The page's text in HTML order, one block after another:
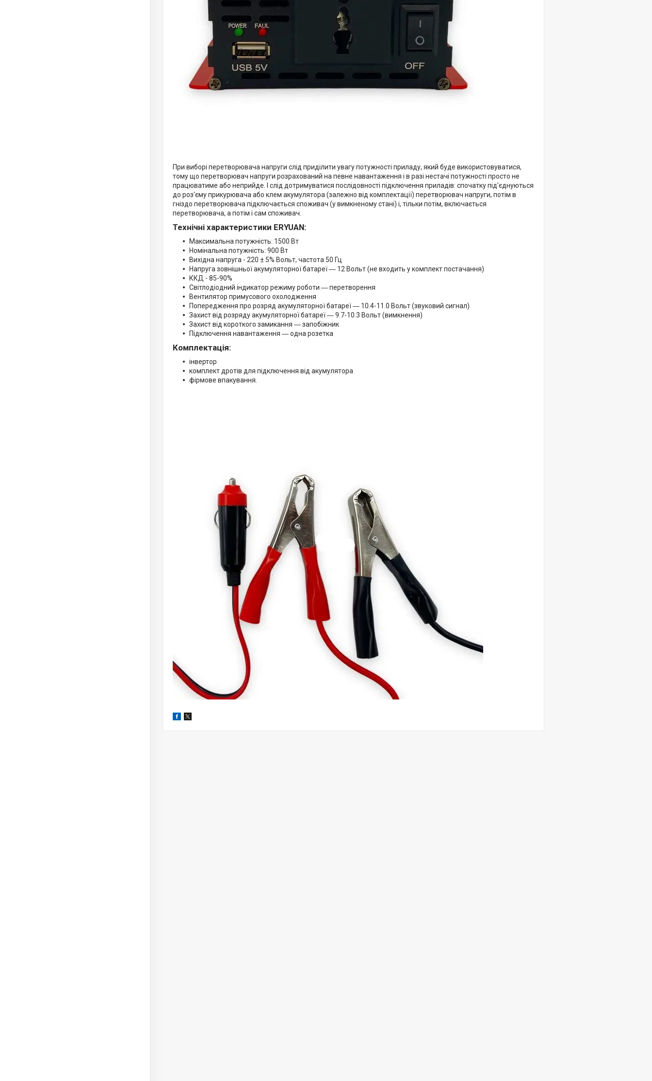
При виборі перетворювача напруги слід приділити увагу потужності приладу, який буде використовуватися,
тому що перетворювач напруги розрахований на певне навантаження і в разі нестачі потужності просто не
працюватиме або неприйде. І слід дотримуватися послідовності підключення приладів: спочатку під'єднуються
до роз'єму прикурювача або клем акумулятора (залежно від комплектації) перетворювач напруги, потім в
гніздо перетворювача підключається споживач (у вимкненому стані) і, тільки потім, включається
перетворювача, а потім і сам споживач.
Технічні характеристики ERYUAN:
Максимальна потужність: 1500 Вт
Номінальна потужність: 900 Вт
Вихідна напруга - 220 ± 5% Вольт, частота 50 Гц
Напруга зовнішньої акумуляторної батареї ― 12 Вольт (не входить у комплект постачання)
ККД - 85-90%
Світлодіодний індикатор режиму роботи ― перетворення
Вентилятор примусового охолодження
Попередження про розряд акумуляторної батареї ― 10.4-11.0 Вольт (звуковий сигнал)
Захист від розряду акумуляторної батареї ― 9.7-10.3 Вольт (вимкнення)
Захист від короткого замикання ― запобіжник
Підключення навантаження ― одна розетка
Комплектація:
інвертор
комплект дротів для підключення від акумулятора
фірмове впакування.